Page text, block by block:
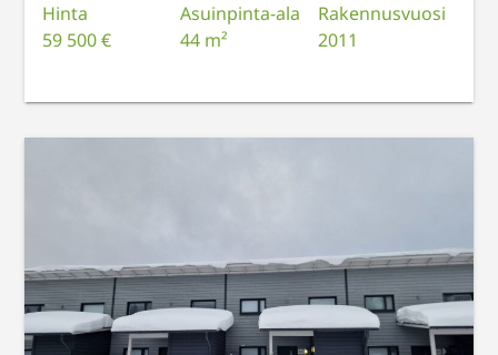
Hinta
59 500 €
Asuinpinta-ala
44 m²
Rakennusvuosi
2011